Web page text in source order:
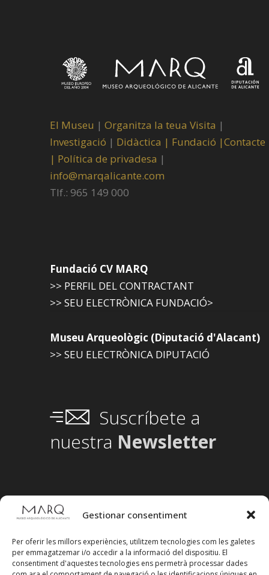
Gestionar consentiment
Per oferir les millors experiències, utilitzem tecnologies com les galetes
per emmagatzemar i/o accedir a la informació del dispositiu. El
consentiment d'aquestes tecnologies ens permetrà processar dades
El Museu | Organitza la teua Visita |
Investigació | Didàctica | Fundació |Contacte
| Política de privadesa |
info@marqalicante.com
Tlf.: 965 149 000
Fundació CV MARQ
>> PERFIL DEL CONTRACTANT
>> SEU ELECTRÒNICA FUNDACIÓ>
Museu Arqueològic (Diputació d'Alacant)
>> SEU ELECTRÒNICA DIPUTACIÓ
Suscríbete a
nuestra Newsletter